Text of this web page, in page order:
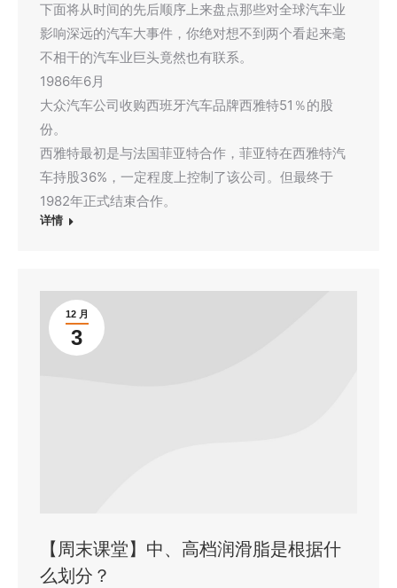
下面将从时间的先后顺序上来盘点那些对全球汽车业
影响深远的汽车大事件，你绝对想不到两个看起来毫
不相干的汽车业巨头竟然也有联系。
1986年6月
大众汽车公司收购西班牙汽车品牌西雅特51％的股
份。
西雅特最初是与法国菲亚特合作，菲亚特在西雅特汽
车持股36%，一定程度上控制了该公司。但最终于
1982年正式结束合作。
详情
12 月
3
【周末课堂】中、高档润滑脂是根据什
么划分？